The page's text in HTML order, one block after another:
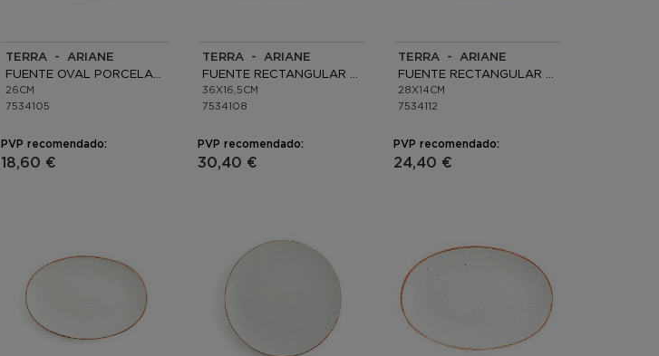
TERRA - ARIANE
26CM
7534105
PVP recomendado:
18,60 €
TERRA - ARIANE
36X16,5CM
7534108
PVP recomendado:
30,40 €
TERRA - ARIANE
28X14CM
7534112
PVP recomendado:
24,40 €